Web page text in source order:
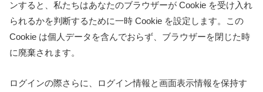
ンすると、私たちはあなたのブラウザーが Cookie を受け入れ
られるかを判断するために一時 Cookie を設定します。この
Cookie は個人データを含んでおらず、ブラウザーを閉じた時
に廃棄されます。
ログインの際さらに、ログイン情報と画面表示情報を保持す